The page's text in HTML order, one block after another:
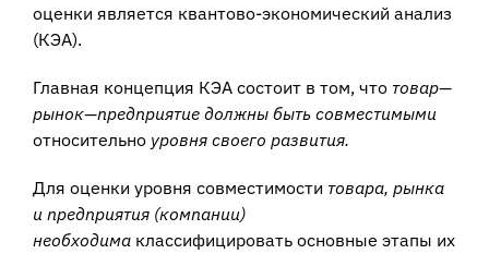
оценки является квантово-экономический анализ
(КЭА).
Главная концепция КЭА состоит в том, что товар—
рынок—предприятие должны быть совместимыми
относительно уровня своего развития.
Для оценки уровня совместимости товара, рынка
и предприятия (компании)
необходима классифицировать основные этапы их